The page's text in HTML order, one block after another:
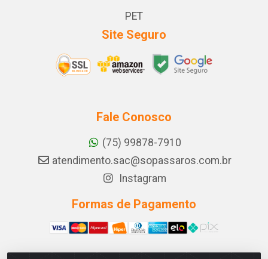
PET
Site Seguro
Fale Conosco
(75) 99878-7910
atendimento.sac@sopassaros.com.br
Instagram
Formas de Pagamento